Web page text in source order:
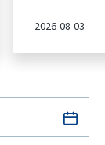
2026-08-03